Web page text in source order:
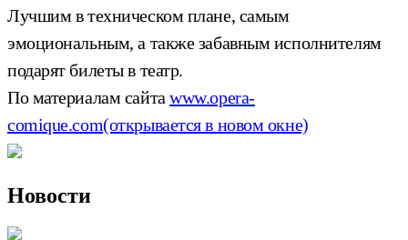
Лучшим в техническом плане, самым
эмоциональным, а также забавным исполнителям
подарят билеты в театр.
По материалам сайтаwww.opera-
comique.com(открывается в новом окне)
Новости